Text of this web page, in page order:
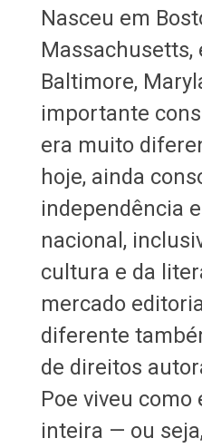
Nasceu em
Massachusetts,
Baltimore,
importante
era muito
hoje, ainda
independência
nacional,
cultura e da
mercado
diferente
de direitos
Poe viveu como
inteira — ou